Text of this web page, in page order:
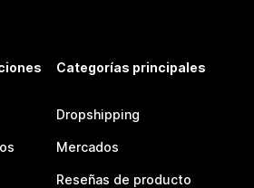
Categorías principales
Dropshipping
Mercados
Reseñas de producto